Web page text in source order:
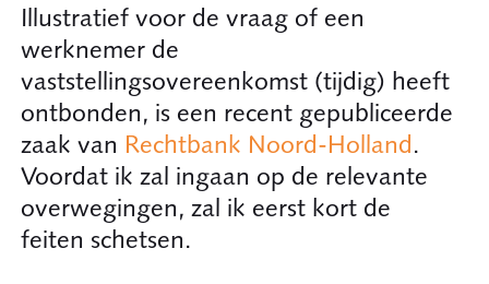
Illustratief voor de vraag of een
werknemer de
vaststellingsovereenkomst (tijdig) heeft
ontbonden, is een recent gepubliceerde
zaak van Rechtbank Noord-Holland.
Voordat ik zal ingaan op de relevante
overwegingen, zal ik eerst kort de
feiten schetsen.